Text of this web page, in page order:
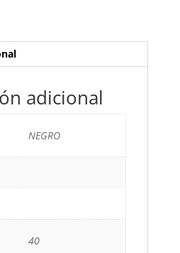
adicional
NEGRO
40